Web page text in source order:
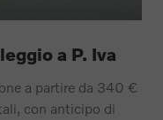
a P. Iva
a partire da 340 €
con anticipo di